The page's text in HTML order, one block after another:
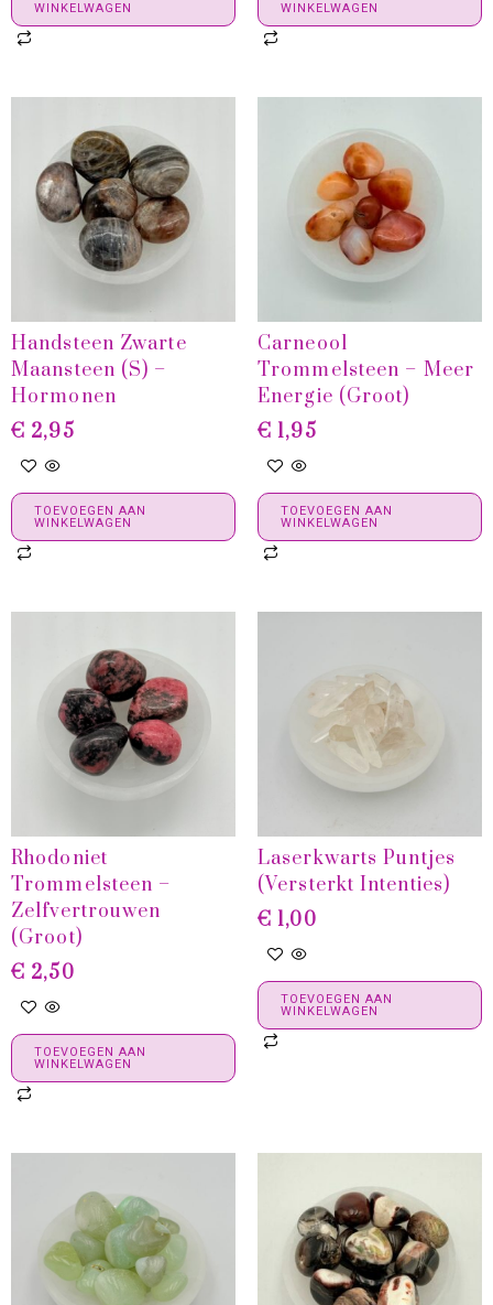
WINKELWAGEN
WINKELWAGEN
Handsteen Zwarte
Maansteen (S) –
Hormonen
€ 2,95
TOEVOEGEN AAN
WINKELWAGEN
Carneool
Trommelsteen – Meer
Energie (groot)
€ 1,95
TOEVOEGEN AAN
WINKELWAGEN
Rhodoniet
Trommelsteen –
Zelfvertrouwen
(groot)
€ 2,50
TOEVOEGEN AAN
WINKELWAGEN
Laserkwarts Puntjes
(versterkt Intenties)
€ 1,00
TOEVOEGEN AAN
WINKELWAGEN